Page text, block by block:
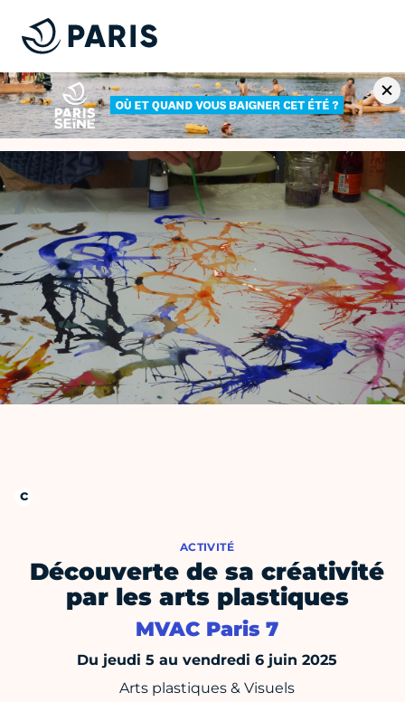
ACTIVITÉ
Découverte de sa créativité
par les arts plastiques
MVAC Paris 7
Du jeudi 5 au vendredi 6 juin 2025
Arts plastiques & Visuels